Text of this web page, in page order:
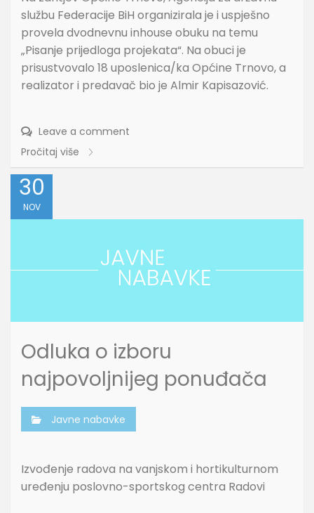
službu Federacije BiH organizirala je i uspješno
provela dvodnevnu inhouse obuku na temu
„Pisanje prijedloga projekata“. Na obuci je
prisustvovalo 18 uposlenica/ka Općine Trnovo, a
realizator i predavač bio je Almir Kapisazović.
Leave a comment
Pročitaj više
30
NOV
Odluka o izboru
najpovoljnijeg ponuđača
Javne nabavke
Izvođenje radova na vanjskom i hortikulturnom
uređenju poslovno-sportskog centra Radovi